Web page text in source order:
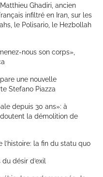
Ghadiri, ancien
infiltré en Iran, sur les
le Polisario, le Hezbollah
nous son corps»,
une nouvelle
Stefano Piazza
depuis 30 ans»: à
la démolition de
la fin du statu quo
désir d’exil